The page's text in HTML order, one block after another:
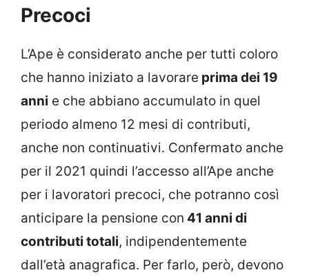
Precoci
L’Ape è considerato anche per tutti coloro
che hanno iniziato a lavorare prima dei 19
anni e che abbiano accumulato in quel
periodo almeno 12 mesi di contributi,
anche non continuativi. Confermato anche
per il 2021 quindi l’accesso all’Ape anche
per i lavoratori precoci, che potranno così
anticipare la pensione con 41 anni di
contributi totali, indipendentemente
dall’età anagrafica. Per farlo, però, devono